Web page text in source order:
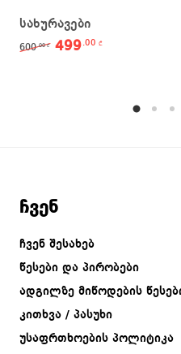
სახურავები
600.00₾ Original price was:
499 .00 ₾ Current
ჩვენ
ჩვენ შესახებ
წესები და პირობები
ადგილზე მიწოდების
კითხვა / პასუხი
უსაფრთხოების პოლიტიკა